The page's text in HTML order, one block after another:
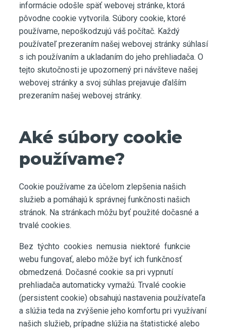
informácie odošle späť webovej stránke, ktorá
pôvodne cookie vytvorila. Súbory cookie, ktoré
používame, nepoškodzujú váš počítač. Každý
používateľ prezeraním našej webovej stránky súhlasí
s ich používaním a ukladaním do jeho prehliadača. O
tejto skutočnosti je upozornený pri návšteve našej
webovej stránky a svoj súhlas prejavuje ďalším
prezeraním našej webovej stránky.
Aké súbory cookie
používame?
Cookie používame za účelom zlepšenia našich
služieb a pomáhajú k správnej funkčnosti našich
stránok. Na stránkach môžu byť použité dočasné a
trvalé cookies.
Bez týchto cookies nemusia niektoré funkcie
webu fungovať, alebo môže byť ich funkčnosť
obmedzená. Dočasné cookie sa pri vypnutí
prehliadača automaticky vymažú. Trvalé cookie
(persistent cookie) obsahujú nastavenia používateľa
a slúžia teda na zvýšenie jeho komfortu pri využívaní
našich služieb, prípadne slúžia na štatistické alebo